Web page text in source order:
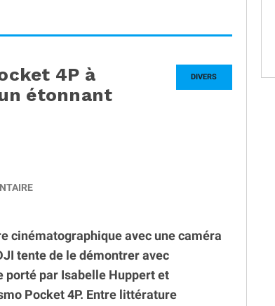
DIVERS
4P à
étonnant
cinématographique avec une caméra
tente de le démontrer avec
porté par Isabelle Huppert et
Pocket 4P. Entre littérature